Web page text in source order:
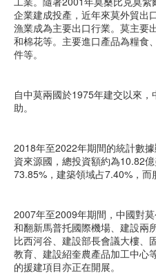
企業建成投產，近年來莫外貿出
漁業成為主要出口行業。莫主要
和棉花等。主要進口產品為糧食
件等。
自中莫兩國於1975年建交以來
助。
2018年至2022年期間的統計數
資來源國，總投資額約為10.82
73.85%，建築領域占7.40%，而
2007年至2009年期間，中國對
和翻新馬普托國際機場、建設兩
比西河谷、建設部長會議大樓、
教育、建設紹奎農產品加工中心
的援建項目亦正在開展。